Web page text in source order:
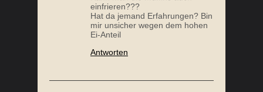
einfrieren???
Hat da jemand Erfahrungen? Bin
mir unsicher wegen dem hohen
Ei-Anteil
Antworten